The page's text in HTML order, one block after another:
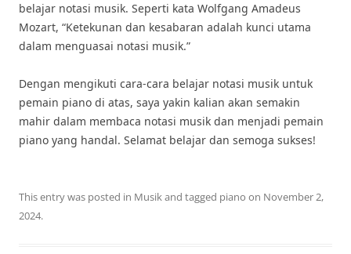
belajar notasi musik. Seperti kata Wolfgang Amadeus
Mozart, “Ketekunan dan kesabaran adalah kunci utama
dalam menguasai notasi musik.”
Dengan mengikuti cara-cara belajar notasi musik untuk
pemain piano di atas, saya yakin kalian akan semakin
mahir dalam membaca notasi musik dan menjadi pemain
piano yang handal. Selamat belajar dan semoga sukses!
This entry was posted in Musikand tagged piano on November 2,
2024.